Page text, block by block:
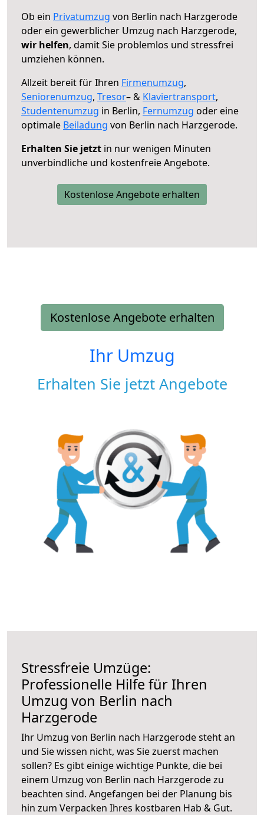
Ob ein Privatumzug von Berlin nach Harzgerode
oder ein gewerblicher Umzug nach Harzgerode,
wir helfen, damit Sie problemlos und stressfrei
umziehen können.
Allzeit bereit für Ihren Firmenumzug,
Seniorenumzug, Tresor– & Klaviertransport,
Studentenumzug in Berlin, Fernumzug oder eine
optimale Beiladung von Berlin nach Harzgerode.
Erhalten Sie jetzt in nur wenigen Minuten
unverbindliche und kostenfreie Angebote.
Kostenlose Angebote erhalten
Kostenlose Angebote erhalten
Ihr Umzug
Erhalten Sie jetzt Angebote
Stressfreie Umzüge:
Professionelle Hilfe für Ihren
Umzug von Berlin nach
Harzgerode
Ihr Umzug von Berlin nach Harzgerode steht an
und Sie wissen nicht, was Sie zuerst machen
sollen? Es gibt einige wichtige Punkte, die bei
einem Umzug von Berlin nach Harzgerode zu
beachten sind. Angefangen bei der Planung bis
hin zum Verpacken Ihres kostbaren Hab & Gut.